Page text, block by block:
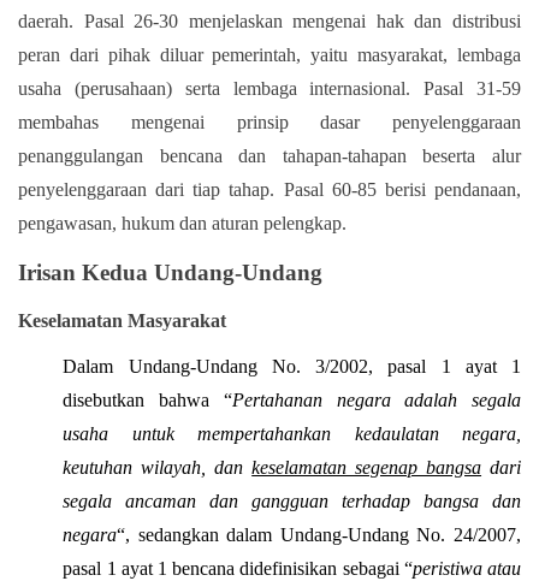
daerah. Pasal 26-30 menjelaskan mengenai hak dan distribusi
peran dari pihak diluar pemerintah, yaitu masyarakat, lembaga
usaha (perusahaan) serta lembaga internasional. Pasal 31-59
membahas mengenai prinsip dasar penyelenggaraan
penanggulangan bencana dan tahapan-tahapan beserta alur
penyelenggaraan dari tiap tahap. Pasal 60-85 berisi pendanaan,
pengawasan, hukum dan aturan pelengkap.
Irisan Kedua Undang-Undang
Keselamatan Masyarakat
Dalam Undang-Undang No. 3/2002, pasal 1 ayat 1
disebutkan bahwa “Pertahanan negara adalah segala
usaha untuk mempertahankan kedaulatan negara,
keutuhan wilayah, dankeselamatan segenap bangsa dari
segala ancaman dan gangguan terhadap bangsa dan
negara“, sedangkan dalam Undang-Undang No. 24/2007,
pasal 1 ayat 1 bencana didefinisikan sebagai “peristiwa atau